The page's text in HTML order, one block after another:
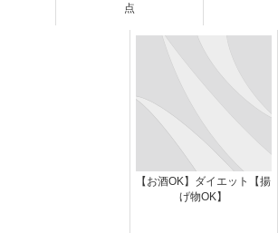
点
【お酒OK】ダイエット【揚
げ物OK】